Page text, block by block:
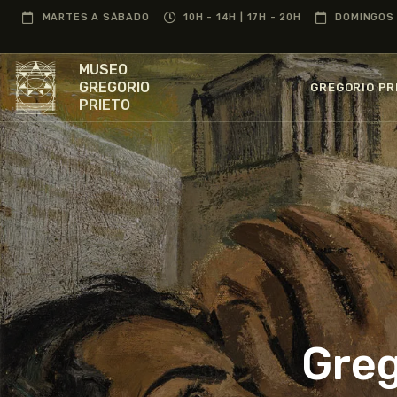
MARTES A SÁBADO 10H - 14H | 17H - 20H
MUSEO
GREGORIO
PRIETO
GREGORIO